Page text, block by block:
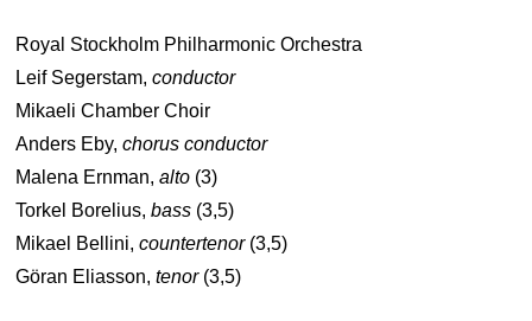
Royal Stockholm Philharmonic Orchestra
Leif Segerstam,conductor
Mikaeli Chamber Choir
Anders Eby,chorus conductor
Malena Ernman,alto (3)
Torkel Borelius,bass (3,5)
Mikael Bellini,countertenor(3,5)
Göran Eliasson,tenor(3,5)